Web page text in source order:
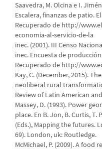
Saavedra, M. Olcina e I.
Escalera, finanzas de patio.
Recuperado de http://
economia-al-servicio-de-la
inec. (2001). III Censo
inec. Encuesta de
Recuperado de http://
Kay, C. (December, 2015).
neoliberal rural
Review of Latin American
Massey, D. (1993). Power
place. En B. Jon, B. Curtis,
(Eds.), Mapping the futures.
69). London, uk: Routledge.
McMichael, P. (2009). A